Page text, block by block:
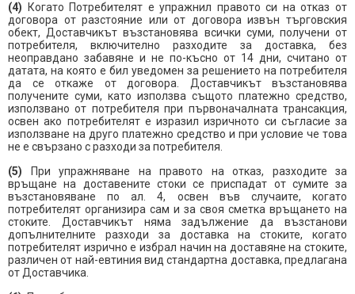
(4) Когато Потребителят е упражнил правото си на отказ от
договора от разстояние или от договора извън търговския
обект, Доставчикът възстановява всички суми, получени от
потребителя, включително разходите за доставка, без
неоправдано забавяне и не по-късно от 14 дни, считано от
датата, на която е бил уведомен за решението на потребителя
да се откаже от договора. Доставчикът възстановява
получените суми, като използва същото платежно средство,
използвано от потребителя при първоначалната трансакция,
освен ако потребителят е изразил изричното си съгласие за
използване на друго платежно средство и при условие че това
не е свързано с разходи за потребителя.
(5) При упражняване на правото на отказ, разходите за
връщане на доставените стоки се приспадат от сумите за
възстановяване по ал. 4, освен във случаите, когато
потребителят организира сам и за своя сметка връщането на
стоките. Доставчикът няма задължение да възстанови
допълнителните разходи за доставка на стоките, когато
потребителят изрично е избрал начин на доставяне на стоките,
различен от най-евтиния вид стандартна доставка, предлагана
от Доставчика.